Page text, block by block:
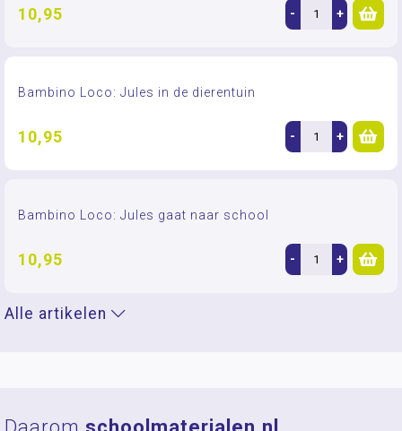
10,95 - +
Bambino Loco: Jules in de dierentuin
10,95 - +
Bambino Loco: Jules gaat naar school
10,95 - +
Alle artikelen